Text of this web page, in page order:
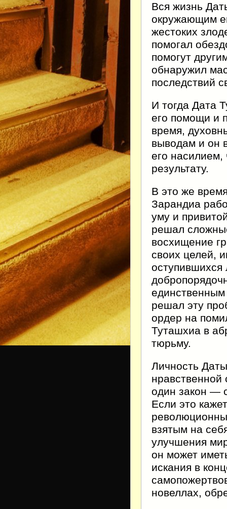
Вся жизнь
окружающим
жестоких
помогал
помогут
обнаружил
последствий
И тогда Дата
его помощи и
время,
выводам и он
его насилием,
результату.
В это же
Зарандиа
уму и
решал
восхищение
своих целей,
оступившихся
решал эту
ордер на
Туташхиа в
тюрьму.
Личность
нравственной
один закон —
Если это
взятым на
улучшения
он может
искания в
новеллах,